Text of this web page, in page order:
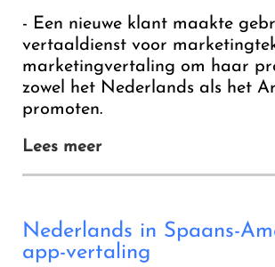
- Een nieuwe klant maakte
vertaaldienst voor
marketingvertaling om haar
zowel het Nederlands als het
promoten.
Lees meer
Nederlands in Spaans-
app-vertaling